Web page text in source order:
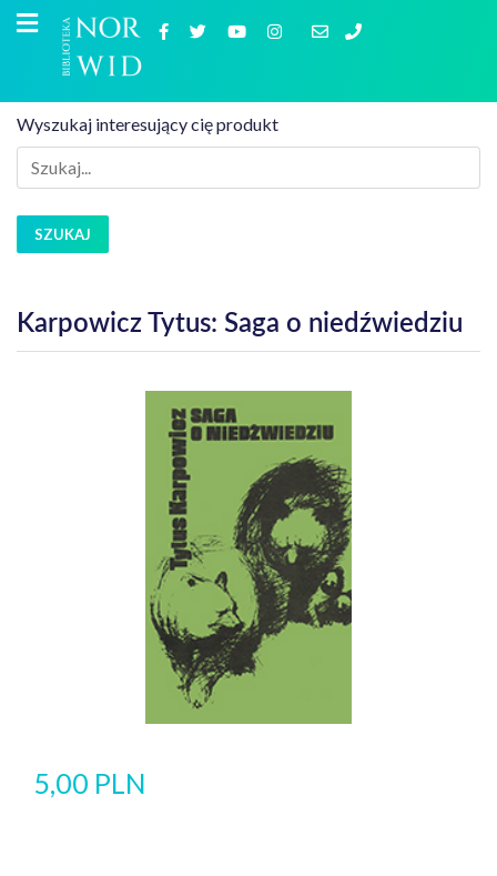
Wyszukaj interesujący cię produkt
SZUKAJ
Karpowicz Tytus: Saga o niedźwiedziu
5,00 PLN